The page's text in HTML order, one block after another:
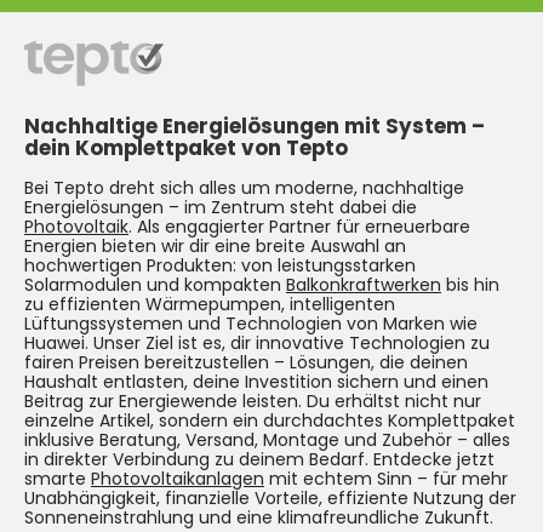
Nachhaltige Energielösungen mit System –
dein Komplettpaket von Tepto
Bei Tepto dreht sich alles um moderne, nachhaltige
Energielösungen – im Zentrum steht dabei die
Photovoltaik. Als engagierter Partner für erneuerbare
Energien bieten wir dir eine breite Auswahl an
hochwertigen Produkten: von leistungsstarken
Solarmodulen und kompakten Balkonkraftwerken bis hin
zu effizienten Wärmepumpen, intelligenten
Lüftungssystemen und Technologien von Marken wie
Huawei. Unser Ziel ist es, dir innovative Technologien zu
fairen Preisen bereitzustellen – Lösungen, die deinen
Haushalt entlasten, deine Investition sichern und einen
Beitrag zur Energiewende leisten. Du erhältst nicht nur
einzelne Artikel, sondern ein durchdachtes Komplettpaket
inklusive Beratung, Versand, Montage und Zubehör – alles
in direkter Verbindung zu deinem Bedarf. Entdecke jetzt
smarte Photovoltaikanlagen mit echtem Sinn – für mehr
Unabhängigkeit, finanzielle Vorteile, effiziente Nutzung der
Sonneneinstrahlung und eine klimafreundliche Zukunft.